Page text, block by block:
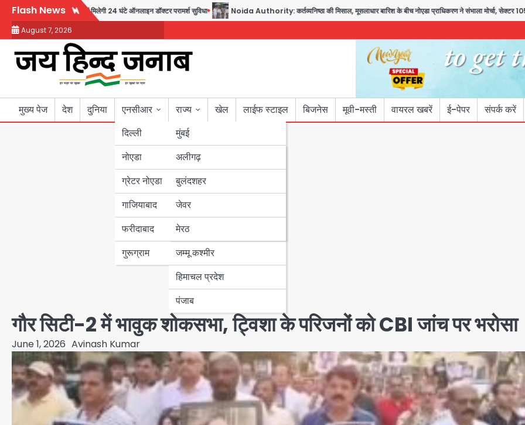
Skip
content
Flash News
30 रुपये में मिलेगी 24 घंटे ऑनलाइन डॉक्टर परामर्श सुविधा Noida Authority: कर्तव्यनिष्ठा की मिसाल, मूसलाधार बारिश के बीच नोएडा प्राधिकरण ने संभाला मोर्चा, सेक्टर 105 आरडब्ल्यूए ने
August 7, 2026
मुख्य पेज देश दुनिया
एनसीआर
दिल्ली
नोएडा
ग्रेटर नोएडा
गाजियाबाद
फरीदाबाद
गुरूग्राम
राज्य
मुंबई
उत्तर प्रदेश
अलीगढ़
बुलंदशहर
जेवर
मेरठ
बिहार
पंजाब
हरियाणा
जम्मू कश्मीर
हिमाचल प्रदेश
पंजाब
खेल लाईफ स्टाइल बिजनेस मूवी-मस्ती वायरल खबरें ई-पेपर संपर्क करें
गौर सिटी-2 में भावुक शोकसभा, ट्विशा के परिजनों को CBI जांच पर भरोसा
June 1, 2026 Avinash Kumar